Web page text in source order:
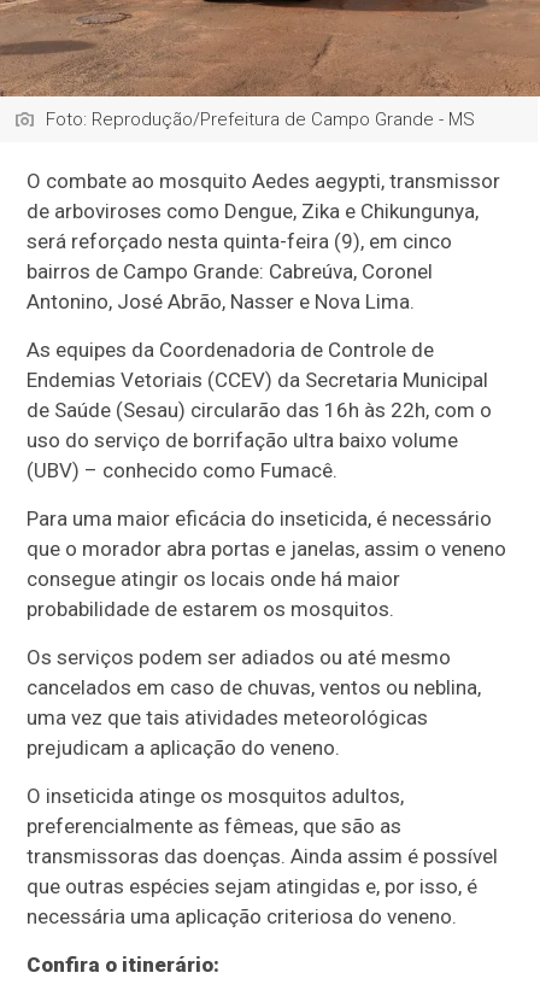
Foto: Reprodução/Prefeitura de Campo Grande - MS
O combate ao mosquito Aedes aegypti, transmissor
de arboviroses como Dengue, Zika e Chikungunya,
será reforçado nesta quinta-feira (9), em cinco
bairros de Campo Grande: Cabreúva, Coronel
Antonino, José Abrão, Nasser e Nova Lima.
As equipes da Coordenadoria de Controle de
Endemias Vetoriais (CCEV) da Secretaria Municipal
de Saúde (Sesau) circularão das 16h às 22h, com o
uso do serviço de borrifação ultra baixo volume
(UBV) – conhecido como Fumacê.
Para uma maior eficácia do inseticida, é necessário
que o morador abra portas e janelas, assim o veneno
consegue atingir os locais onde há maior
probabilidade de estarem os mosquitos.
Os serviços podem ser adiados ou até mesmo
cancelados em caso de chuvas, ventos ou neblina,
uma vez que tais atividades meteorológicas
prejudicam a aplicação do veneno.
O inseticida atinge os mosquitos adultos,
preferencialmente as fêmeas, que são as
transmissoras das doenças. Ainda assim é possível
que outras espécies sejam atingidas e, por isso, é
necessária uma aplicação criteriosa do veneno.
Confira o itinerário: